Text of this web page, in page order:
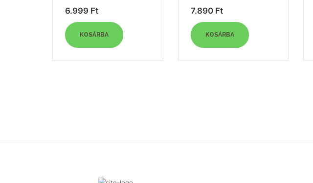
6.999 Ft
KOSÁRBA
7.890 Ft
KOSÁRBA